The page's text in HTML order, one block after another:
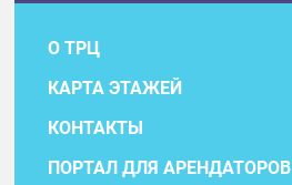
О ТРЦ
КАРТА ЭТАЖЕЙ
КОНТАКТЫ
ПОРТАЛ ДЛЯ АРЕНДАТОРОВ